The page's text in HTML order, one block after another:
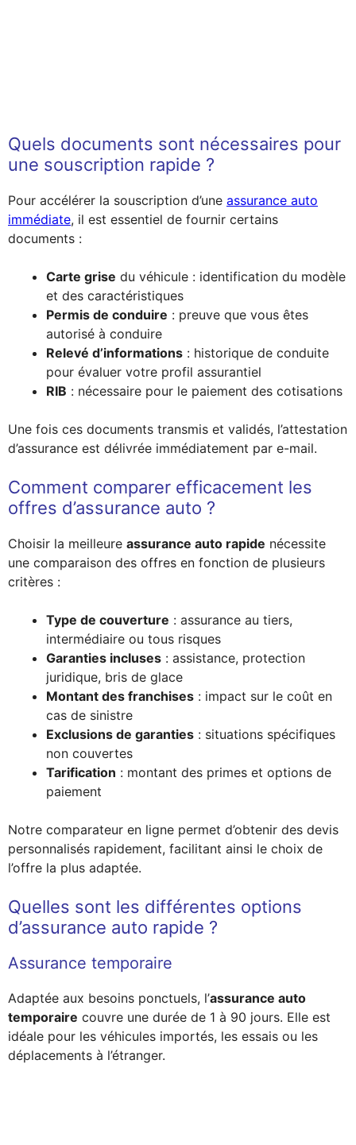
Quels documents sont nécessaires pour
une souscription rapide ?
Pour accélérer la souscription d’une assurance auto
immédiate, il est essentiel de fournir certains
documents :
Carte grise du véhicule : identification du modèle
et des caractéristiques
Permis de conduire : preuve que vous êtes
autorisé à conduire
Relevé d’informations : historique de conduite
pour évaluer votre profil assurantiel
RIB : nécessaire pour le paiement des cotisations
Une fois ces documents transmis et validés, l’attestation
d’assurance est délivrée immédiatement par e-mail.
Comment comparer efficacement les
offres d’assurance auto ?
Choisir la meilleure assurance auto rapide nécessite
une comparaison des offres en fonction de plusieurs
critères :
Type de couverture : assurance au tiers,
intermédiaire ou tous risques
Garanties incluses : assistance, protection
juridique, bris de glace
Montant des franchises : impact sur le coût en
cas de sinistre
Exclusions de garanties : situations spécifiques
non couvertes
Tarification : montant des primes et options de
paiement
Notre comparateur en ligne permet d’obtenir des devis
personnalisés rapidement, facilitant ainsi le choix de
l’offre la plus adaptée.
Quelles sont les différentes options
d’assurance auto rapide ?
Assurance temporaire
Adaptée aux besoins ponctuels, l’assurance auto
temporaire couvre une durée de 1 à 90 jours. Elle est
idéale pour les véhicules importés, les essais ou les
déplacements à l’étranger.